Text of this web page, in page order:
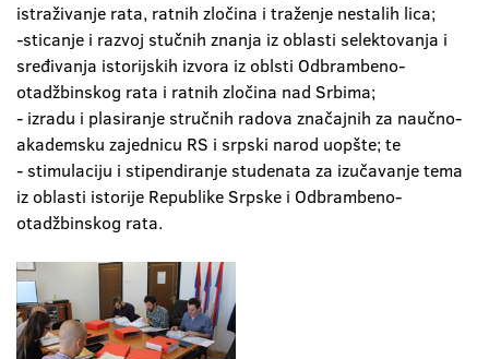
istraživanje rata, ratnih zločina i traženje nestalih lica;
-sticanje i razvoj stučnih znanja iz oblasti selektovanja i
sređivanja istorijskih izvora iz oblsti Odbrambeno-
otadžbinskog rata i ratnih zločina nad Srbima;
- izradu i plasiranje stručnih radova značajnih za naučno-
akademsku zajednicu RS i srpski narod uopšte; te
- stimulaciju i stipendiranje studenata za izučavanje tema
iz oblasti istorije Republike Srpske i Odbrambeno-
otadžbinskog rata.